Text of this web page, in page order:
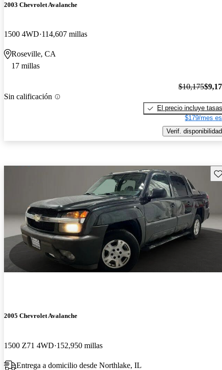
2003 Chevrolet Avalanche
1500 4WD 114,607 millas
Roseville, CA
17 millas
Sin calificación
$10,175
El precio incluye tasas
$179/mes
Verif. disponibilidad
2005 Chevrolet Avalanche
1500 Z71 4WD 152,950 millas
Entrega a domicilio desde Northlake, IL